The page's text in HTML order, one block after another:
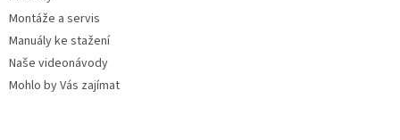
Montáže a servis
Manuály ke stažení
Naše videonávody
Mohlo by Vás zajímat